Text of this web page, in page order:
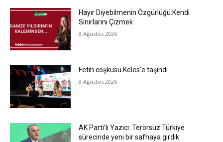
Hayır Diyebilmenin Özgürlüğü:Kendi
Sınırlarını Çizmek
8 Ağustos 2026
Fetih coşkusu Keles’e taşındı
8 Ağustos 2026
AK Parti’li Yazıcı: Terörsüz Türkiye
sürecinde yeni bir safhaya girdik